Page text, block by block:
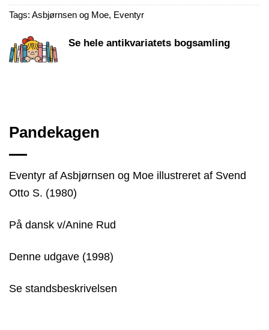
Tags: Asbjørnsen og Moe, Eventyr
Se hele antikvariatets bogsamling
Pandekagen
Eventyr af Asbjørnsen og Moe illustreret af Svend
Otto S. (1980)
På dansk v/Anine Rud
Denne udgave (1998)
Se standsbeskrivelsen